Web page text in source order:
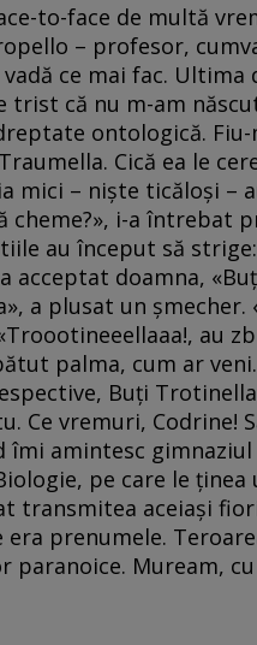
to-face de multă
– profesor,
ce mai fac.
trist că nu m-am
ontologică. Fiu-
Cică ea le
mici – niște ticăloși –
cheme?», i-a întrebat
au început să
acceptat doamna,
a plusat un șmecher.
au
palma, cum ar
Buți
Ce vremuri, Codrine!
amintesc
pe care le
transmitea aceiași
era prenumele.
paranoice. Muream,